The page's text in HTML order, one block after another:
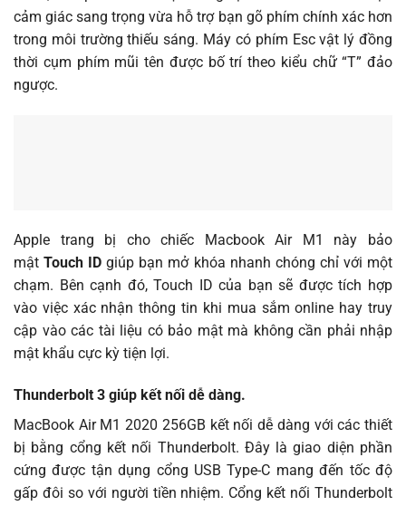
cảm giác sang trọng vừa hỗ trợ bạn gõ phím chính xác hơn
trong môi trường thiếu sáng. Máy có phím Esc vật lý đồng
thời cụm phím mũi tên được bố trí theo kiểu chữ “T” đảo
ngược.
Apple trang bị cho chiếc Macbook Air M1 này bảo
mậtTouch ID giúp bạn mở khóa nhanh chóng chỉ với một
chạm. Bên cạnh đó, Touch ID của bạn sẽ được tích hợp
vào việc xác nhận thông tin khi mua sắm online hay truy
cập vào các tài liệu có bảo mật mà không cần phải nhập
mật khẩu cực kỳ tiện lợi.
Thunderbolt 3 giúp kết nối dễ dàng.
MacBook Air M1 2020 256GB kết nối dễ dàng với các thiết
bị bằng cổng kết nối Thunderbolt. Đây là giao diện phần
cứng được tận dụng cổng USB Type-C mang đến tốc độ
gấp đôi so với người tiền nhiệm. Cổng kết nối Thunderbolt